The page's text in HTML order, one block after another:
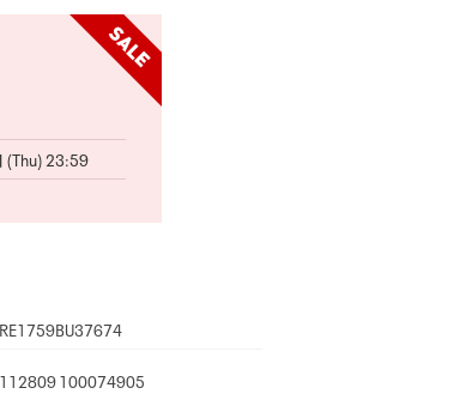
(Thu) 23:59
RE1759BU37674
112809 100074905